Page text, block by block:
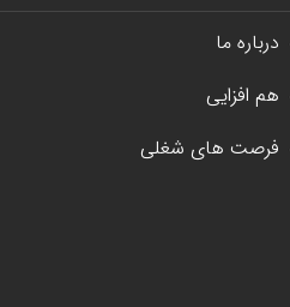
درباره ما
هم افزایی
فرصت های شغلی